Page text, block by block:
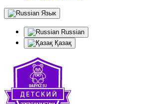
Язык
Russian
Қазақ